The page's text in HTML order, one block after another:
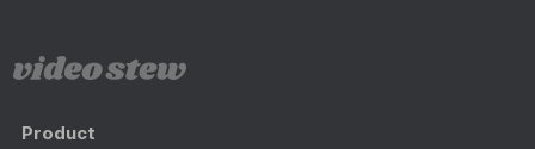
Product